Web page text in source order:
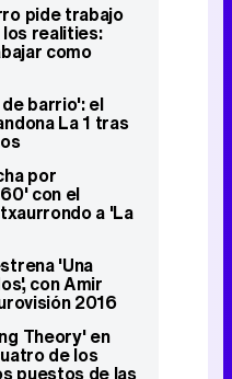
pide trabajo
realities:
como
barrio': el
La 1 tras
por
con el
a 'La
'Una
con Amir
2016
Theory' en
de los